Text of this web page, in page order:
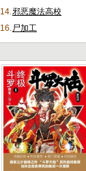
14.邪恶魔法高校
16.尸加工